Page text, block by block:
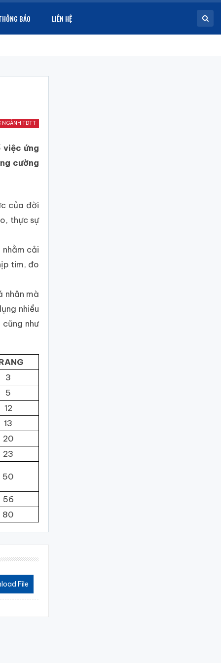
BÁO LIÊN HỆ
NGÀNH TDTT
ứng
cường
của đời
thực sự
cải
tim, đo
nhân mà
nhiều
như
3
5
12
13
20
23
50
56
80
File